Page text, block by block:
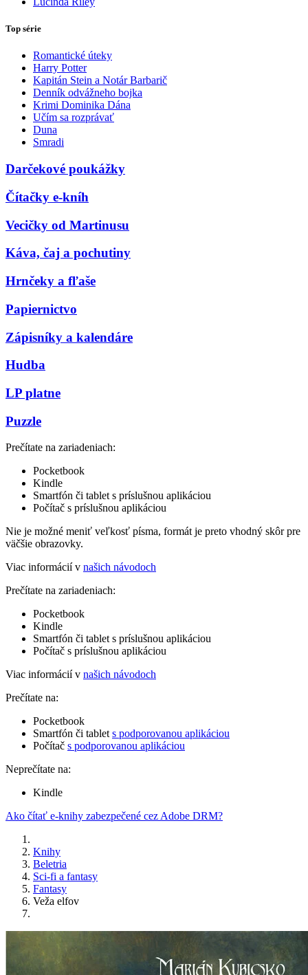
Top série
Romantické úteky
Harry Potter
Kapitán Stein a Notár Barbarič
Denník odvážneho bojka
Krimi Dominika Dána
Učím sa rozprávať
Duna
Smradi
Darčekové poukážky
Čítačky e-kníh
Vecičky od Martinusu
Káva, čaj a pochutiny
Hrnčeky a fľaše
Papiernictvo
Zápisníky a kalendáre
Hudba
LP platne
Puzzle
Prečítate na zariadeniach:
Pocketbook
Kindle
Smartfón či tablet s príslušnou aplikáciou
Počítač s príslušnou aplikáciou
Nie je možné meniť veľkosť písma, formát je preto vhodný skôr pre
väčšie obrazovky.
Viac informácií v našich návodoch
Prečítate na zariadeniach:
Pocketbook
Kindle
Smartfón či tablet s príslušnou aplikáciou
Počítač s príslušnou aplikáciou
Viac informácií v našich návodoch
Prečítate na:
Pocketbook
Smartfón či tablet s podporovanou aplikáciou
Počítač s podporovanou aplikáciou
Neprečítate na:
Kindle
Ako čítať e-knihy zabezpečené cez Adobe DRM?
Knihy
Beletria
Sci-fi a fantasy
Fantasy
Veža elfov